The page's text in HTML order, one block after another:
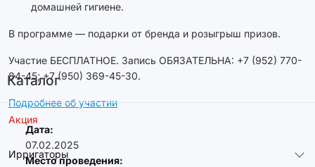
Каталог
Акция
Ирригаторы
домашней гигиене.
В программе — подарки от бренда и розыгрыш призов.
Участие БЕСПЛАТНОЕ. Запись ОБЯЗАТЕЛЬНА: +7 (952) 770-
84-45; +7 (950) 369-45-30.
Подробнее об участии
Дата:
07.02.2025
Место проведения: